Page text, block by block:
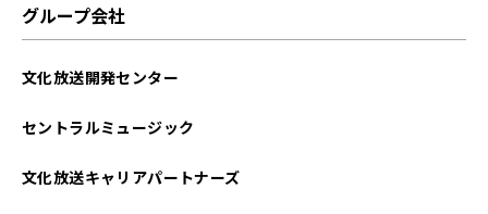
グループ会社
文化放送開発センター
セントラルミュージック
文化放送キャリアパートナーズ